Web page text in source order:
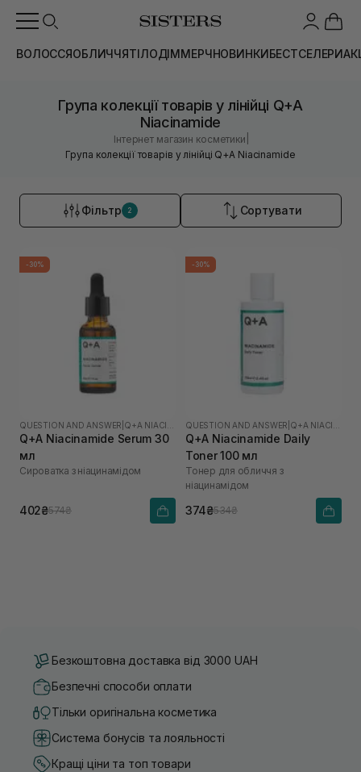
ВОЛОССЯОБЛИЧЧЯТІЛОДІММЕРЧНОВИНКИБЕСТСЕЛЕРИ
Група колекції товарів у лінійці Q+A
Niacinamide
Інтернет магазин косметики
Група колекції товарів у лінійці Q+A Niacinamide
Фільтр 2 Сортувати
-30%
QUESTION AND ANSWER
Q+A Niacinamide Serum 30
мл
Сироватка з ніацинамідом
402₴574₴
-30%
QUESTION AND ANSWER
Q+A Niacinamide Daily
Toner 100 мл
Тонер для обличчя з
ніацинамідом
374₴534₴
Безкоштовна доставка від 3000 UAH
Безпечні способи оплати
Тільки оригінальна косметика
Система бонусів та лояльності
Кращі ціни та топ товари